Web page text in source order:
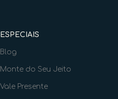
ESPECIAIS
Blog
Monte do Seu Jeito
Vale Presente